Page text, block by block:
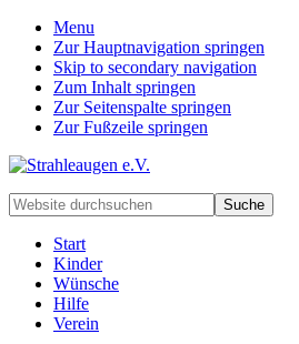
Menu
Zur Hauptnavigation springen
Skip to secondary navigation
Zum Inhalt springen
Zur Seitenspalte springen
Zur Fußzeile springen
Handarbeiten
für
besondere
Kinder
deren
Familien
Website
durchsuchen
Start
Kinder
Wünsche
Hilfe
Verein